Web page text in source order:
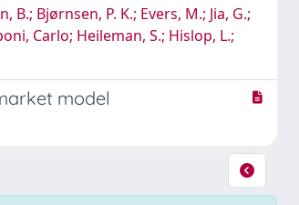
B.; Bjørnsen, P. K.; Evers, M.; Jia, G.;
Carlo; Heileman, S.; Hislop, L.;
model